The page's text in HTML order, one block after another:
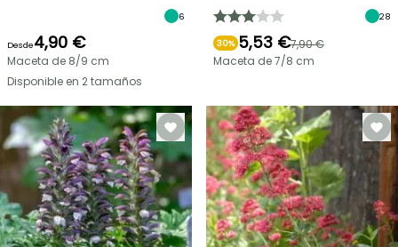
6
Desde4,90 €
Maceta de 8/9 cm
Disponible en 2 tamaños
28
30% 5,53 €7,90 €
Maceta de 7/8 cm